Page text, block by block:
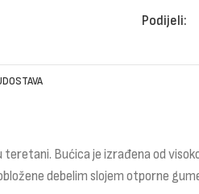
Podijeli:
DOSTAVA
Bućica je izrađena od
debelim slojem otporne